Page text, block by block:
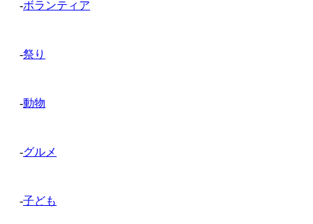
-ボランティア
-祭り
-動物
-グルメ
-子ども